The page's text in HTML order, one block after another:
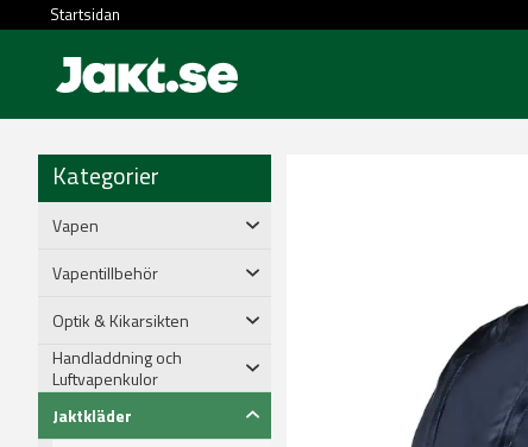
Startsidan
Kategorier
Vapen
Vapentillbehör
Optik & Kikarsikten
Handladdning och
Luftvapenkulor
Jaktkläder